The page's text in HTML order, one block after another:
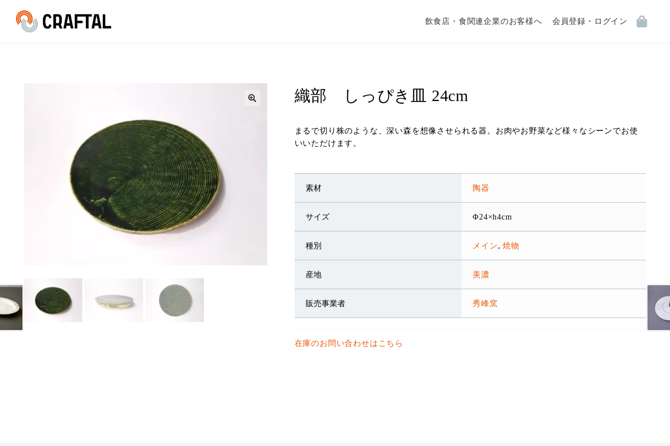
飲食店・食関連企業のお客様へ 会員登録・ログイン
織部 しっぴき皿 24cm
まるで切り株のような、深い森を想像させられる器。お肉やお野菜など様々なシーンでお使
いいただけます。
素材 陶器
サイズ Φ24×h4cm
種別 メイン,焼物
産地 美濃
販売事業者 秀峰窯
在庫のお問い合わせはこちら